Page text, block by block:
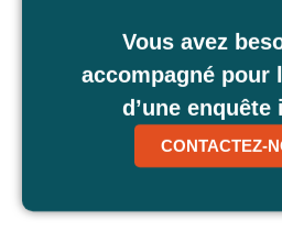
Vous avez
accompagné pour
d’une enquête
CONTACTEZ-